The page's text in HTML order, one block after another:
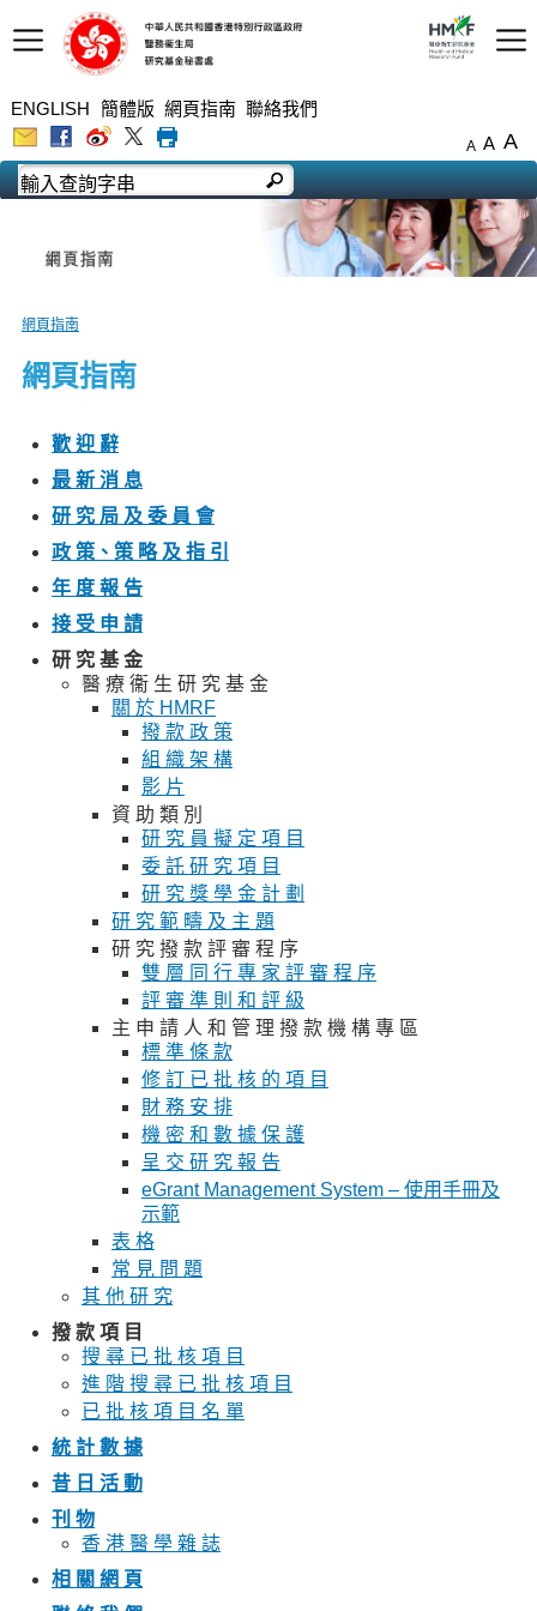
ENGLISH 簡體版 網頁指南 聯絡我們
A A A
網頁指南
網頁指南
歡 迎 辭
最 新 消 息
研 究 局 及 委 員 會
政 策、策 略 及 指 引
年 度 報 告
接 受 申 請
研 究 基 金
醫 療 衞 生 研 究 基 金
關 於 HMRF
撥 款 政 策
組 織 架 構
影 片
資 助 類 別
研 究 員 擬 定 項 目
委 託 研 究 項 目
研 究 獎 學 金 計 劃
研 究 範 疇 及 主 題
研 究 撥 款 評 審 程 序
雙 層 同 行 專 家 評 審 程 序
評 審 準 則 和 評 級
主 申 請 人 和 管 理 撥 款 機 構 專 區
標 準 條 款
修 訂 已 批 核 的 項 目
財 務 安 排
機 密 和 數 據 保 護
呈 交 研 究 報 告
eGrant Management System – 使用手冊及
示範
表 格
常 見 問 題
其 他 研 究
撥 款 項 目
搜 尋 已 批 核 項 目
進 階 搜 尋 已 批 核 項 目
已 批 核 項 目 名 單
統 計 數 據
昔 日 活 動
刊 物
香 港 醫 學 雜 誌
相 關 網 頁